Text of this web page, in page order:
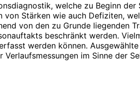
welche zu Beginn
Stärken wie auch Defiziten,
von den zu Grunde liegenden
beschränkt werden.
werden können.
im Sinne der